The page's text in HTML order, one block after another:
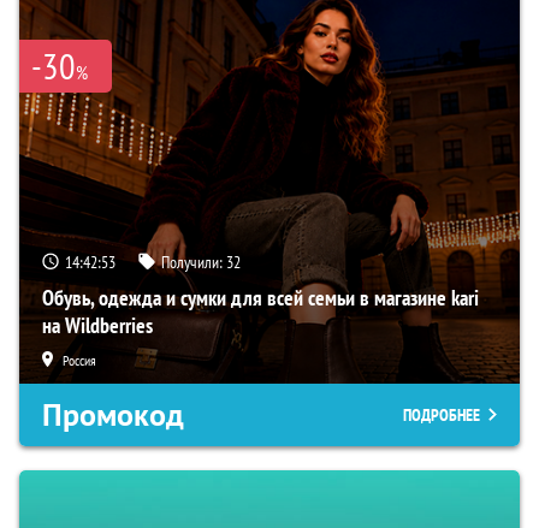
-30%
14:42:52 Получили: 32
Обувь, одежда и сумки для всей семьи в магазине kari
на Wildberries
Россия
Промокод ПОДРОБНЕЕ